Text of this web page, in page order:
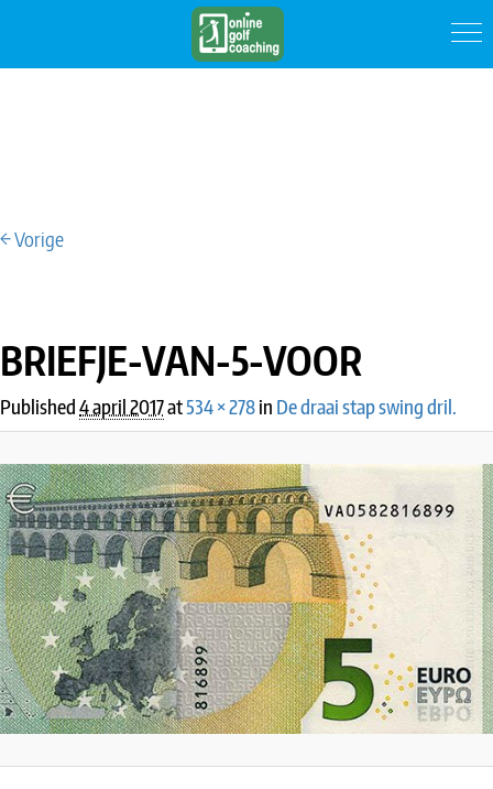
IMAGE NAVIGATION
← Vorige
BRIEFJE-VAN-5-VOOR
Published4 april 2017at534 × 278in De draai stap swing dril.